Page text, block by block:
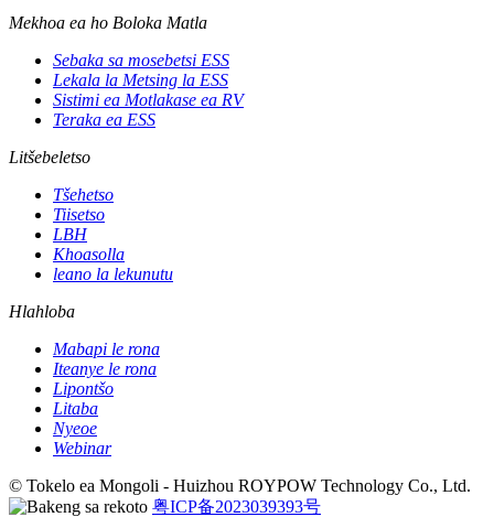
Mekhoa ea ho Boloka Matla
Sebaka sa mosebetsi ESS
Lekala la Metsing la ESS
Sistimi ea Motlakase ea RV
Teraka ea ESS
Litšebeletso
Tšehetso
Tiisetso
LBH
Khoasolla
leano la lekunutu
Hlahloba
Mabapi le rona
Iteanye le rona
Lipontšo
Litaba
Nyeoe
Webinar
© Tokelo ea Mongoli - Huizhou ROYPOW Technology Co., Ltd.
粤ICP备2023039393号